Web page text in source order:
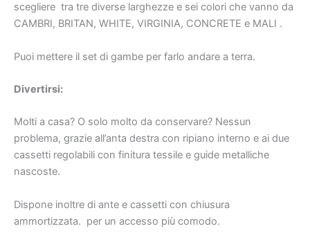
scegliere tra tre diverse larghezze e sei colori che vanno da
CAMBRI, BRITAN, WHITE, VIRGINIA, CONCRETE e MALI .
Puoi mettere il set di gambe per farlo andare a terra.
Divertirsi:
Molti a casa? O solo molto da conservare? Nessun
problema, grazie all’anta destra con ripiano interno e ai due
cassetti regolabili con finitura tessile e guide metalliche
nascoste.
Dispone inoltre di ante e cassetti con chiusura
ammortizzata. per un accesso più comodo.